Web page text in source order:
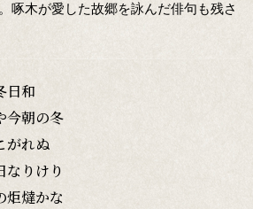
啄木が愛した故郷を詠んだ俳句も残さ
日和
今朝の冬
がれぬ
なりけり
炬燵かな